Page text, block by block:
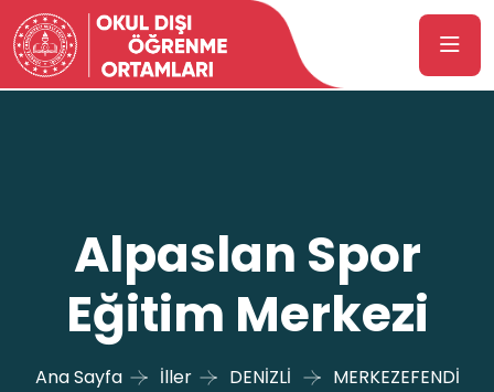
Alpaslan Spor
Eğitim Merkezi
Ana Sayfa İller DENİZLİ MERKEZEFENDİ